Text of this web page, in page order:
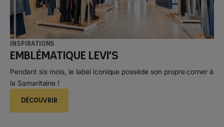
Inspirations
Emblématique Levi’s
Pendant six mois, le label iconique possède son propre corner à
la Samaritaine !
DÉCOUVRIR